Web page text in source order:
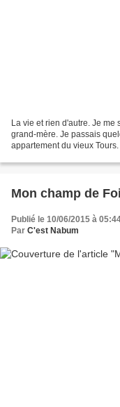
La vie et rien d'autre. Je me
grand-mère. Je passais
appartement du vieux
Mon champ de
Publié le 10/06/2015 à
Par C'est Nabum